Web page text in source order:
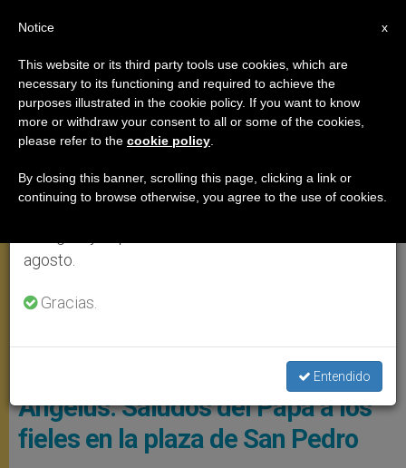
ANGELUS
Fieles Reunidos En La Plaza De San Pedro, Ángelus, 6 Sept. 2020 (C)
Vatican Media
Ángelus: Saludos del Papa a los
fieles en la plaza de San Pedro
×
Aviso importante
Del 27 de julio al 7 de agosto haremos la pausa
anual, aprovechando que en el periodo de verano
se generan menos informaciones y también el
agosto.
Gracias.
Entendido
x
Notice
This website or its third party tools use cookies, which are
necessary to its functioning and required to achieve the
purposes illustrated in the cookie policy. If you want to know
more or withdraw your consent to all or some of the cookies,
please refer to the cookie policy
By closing this banner, scrolling this page, clicking a link or
continuing to browse otherwise, you agree to the use of cookies.